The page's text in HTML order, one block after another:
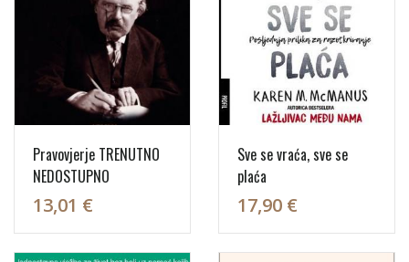
Pravovjerje TRENUTNO
NEDOSTUPNO
13,01 €
Sve se vraća, sve se
plaća
17,90 €